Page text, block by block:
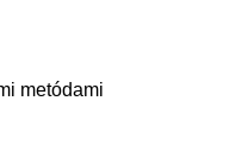
metódami